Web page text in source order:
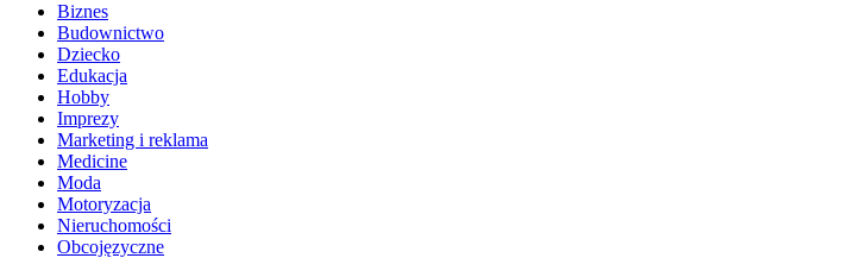
Biznes
Budownictwo
Dziecko
Edukacja
Hobby
Imprezy
Marketing i reklama
Medicine
Moda
Motoryzacja
Nieruchomości
Obcojęzyczne